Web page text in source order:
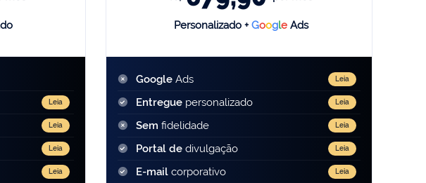
Leia
Leia
Leia
Leia
Personalizado + GoogleAds
GoogleAds Leia
Entregue personalizado Leia
Semfidelidade Leia
Portal dedivulgação Leia
E-mailcorporativo Leia